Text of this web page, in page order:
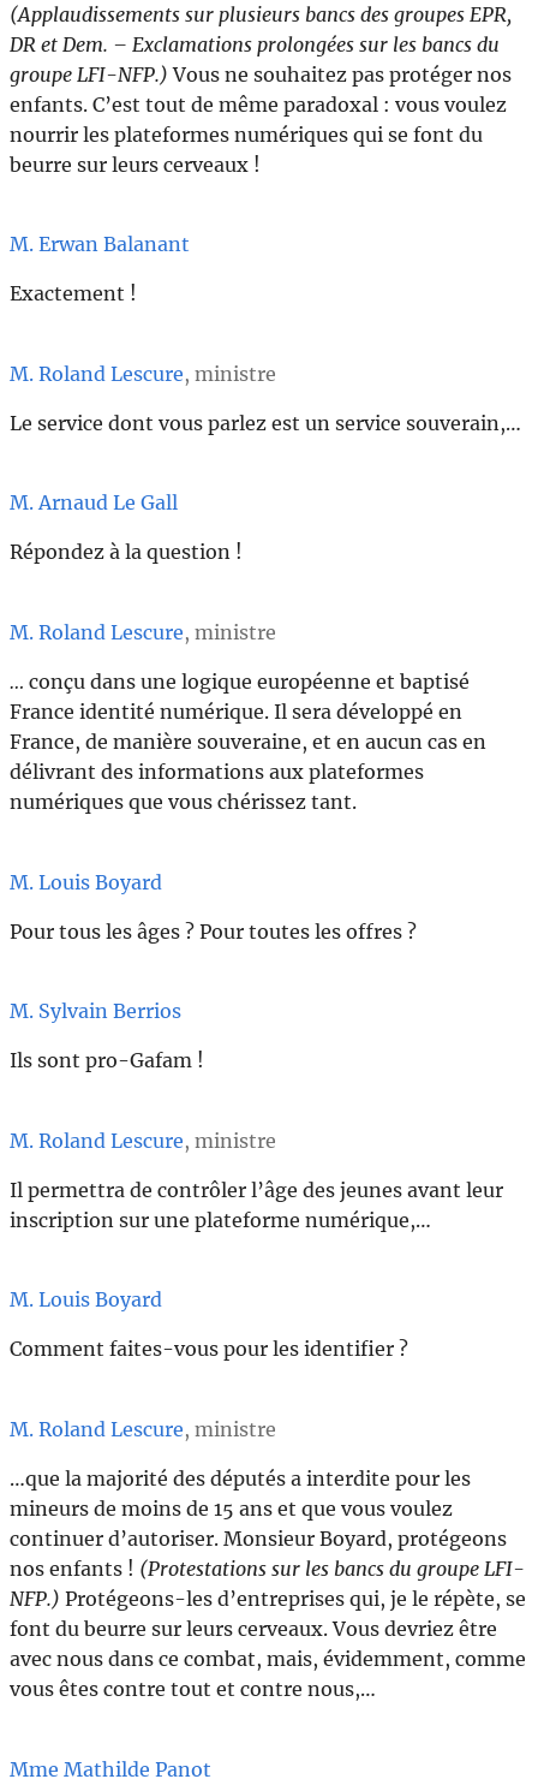
(Applaudissements sur plusieurs bancs des groupes EPR,
DR et Dem. – Exclamations prolongées sur les bancs du
groupe LFI-NFP.) Vous ne souhaitez pas protéger nos
enfants. C’est tout de même paradoxal : vous voulez
nourrir les plateformes numériques qui se font du
beurre sur leurs cerveaux !
M. Erwan Balanant
Exactement !
M. Roland Lescure, ministre
Le service dont vous parlez est un service souverain,…
M. Arnaud Le Gall
Répondez à la question !
M. Roland Lescure, ministre
… conçu dans une logique européenne et baptisé
France identité numérique. Il sera développé en
France, de manière souveraine, et en aucun cas en
délivrant des informations aux plateformes
numériques que vous chérissez tant.
M. Louis Boyard
Pour tous les âges ? Pour toutes les offres ?
M. Sylvain Berrios
Ils sont pro-Gafam !
M. Roland Lescure, ministre
Il permettra de contrôler l’âge des jeunes avant leur
inscription sur une plateforme numérique,…
M. Louis Boyard
Comment faites-vous pour les identifier ?
M. Roland Lescure, ministre
…que la majorité des députés a interdite pour les
mineurs de moins de 15 ans et que vous voulez
continuer d’autoriser. Monsieur Boyard, protégeons
nos enfants ! (Protestations sur les bancs du groupe LFI-
NFP.) Protégeons-les d’entreprises qui, je le répète, se
font du beurre sur leurs cerveaux. Vous devriez être
avec nous dans ce combat, mais, évidemment, comme
vous êtes contre tout et contre nous,…
Mme Mathilde Panot